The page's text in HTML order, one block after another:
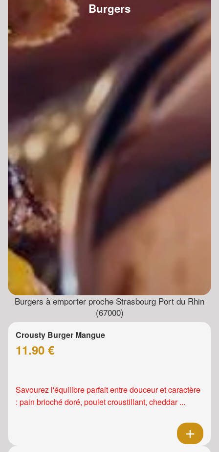
Burgers
Burgers à emporter proche Strasbourg Port du Rhin
(67000)
Crousty Burger Mangue
11.90 €
Savourez l'équilibre parfait entre douceur et caractère
: pain brioché doré, poulet croustillant, cheddar ...